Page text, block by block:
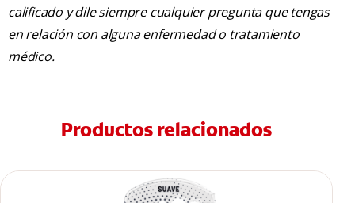
calificado y dile siempre cualquier pregunta que tengas
en relación con alguna enfermedad o tratamiento
médico.
Productos relacionados